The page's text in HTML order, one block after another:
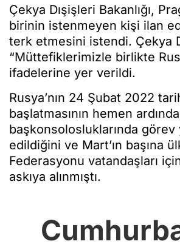
Çekya Dışişleri Bakanlığı,
birinin istenmeyen kişi ilan
terk etmesini istendi. Çekya
“Müttefiklerimizle birlikte Rus
ifadelerine yer verildi.
Rusya’nın 24 Şubat 2022
başlatmasının hemen
başkonsolosluklarında
edildiğini ve Mart’ın başına
Federasyonu vatandaşları
askıya alınmıştı.